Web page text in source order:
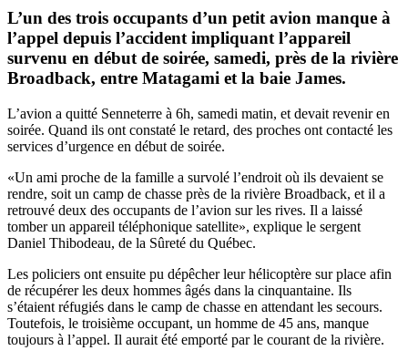
L’un des trois occupants d’un petit avion manque à
l’appel depuis l’accident impliquant l’appareil
survenu en début de soirée, samedi, près de la rivière
Broadback, entre Matagami et la baie James.
L’avion a quitté Senneterre à 6h, samedi matin, et devait revenir en
soirée. Quand ils ont constaté le retard, des proches ont contacté les
services d’urgence en début de soirée.
«Un ami proche de la famille a survolé l’endroit où ils devaient se
rendre, soit un camp de chasse près de la rivière Broadback, et il a
retrouvé deux des occupants de l’avion sur les rives. Il a laissé
tomber un appareil téléphonique satellite», explique le sergent
Daniel Thibodeau, de la Sûreté du Québec.
Les policiers ont ensuite pu dépêcher leur hélicoptère sur place afin
de récupérer les deux hommes âgés dans la cinquantaine. Ils
s’étaient réfugiés dans le camp de chasse en attendant les secours.
Toutefois, le troisième occupant, un homme de 45 ans, manque
toujours à l’appel. Il aurait été emporté par le courant de la rivière.